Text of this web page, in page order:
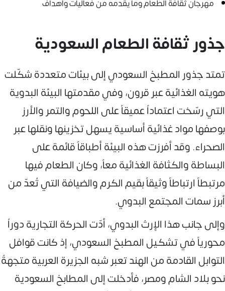
مهرجان ثقافة الطعام وما يقدمه من فعاليات وأهداف
جذور ثقافة الطعام السعودية
تمتد جذور المطبخ السعودي إلى بيئات متعددة شكّلت
هويته الغذائية عبر قرون، وفي مقدمتها البيئة البدوية
التي رسّخت اعتماداً عميقاً على اللحوم والتمر والأرز
بوصفها مواد غذائية أساسية يسهل تخزينها ونقلها عبر
الصحراء. وقد أفرزت هذه البيئة أطباقاً قائمة على
البساطة والكثافة الغذائية معاً، وكان الطعام فيها
مرتبطاً ارتباطاً وثيقاً بقيم الكرم والضيافة التي تُعدّ من
أبرز سمات المجتمع البدوي.
وإلى جانب هذا الإرث البدوي، أدّت الحركة التجارية دوراً
محورياً في تشكيل المطبخ السعودي، إذ كانت قوافل
التوابل القادمة من الهند تعبر شبه الجزيرة العربية متجهةً
نحو بلاد الشام ومصر، فأدخلت إلى المطابخ السعودية